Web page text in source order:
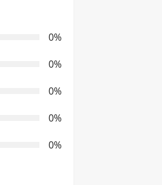
0%
0%
0%
0%
0%